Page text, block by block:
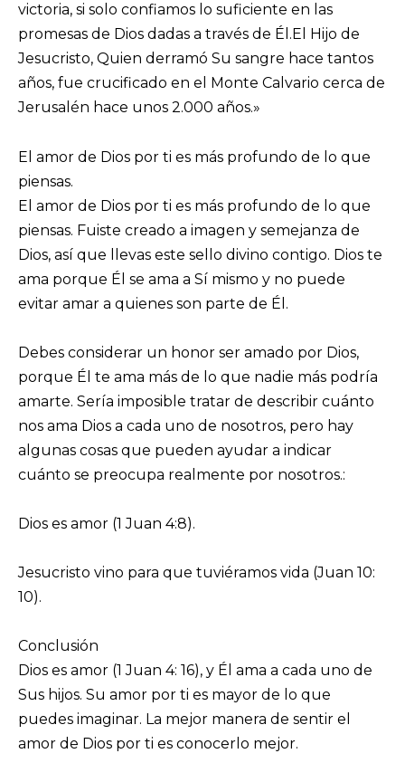
victoria, si solo confiamos lo suficiente en las
promesas de Dios dadas a través de Él.El Hijo de
Jesucristo, Quien derramó Su sangre hace tantos
años, fue crucificado en el Monte Calvario cerca de
Jerusalén hace unos 2.000 años.»
El amor de Dios por ti es más profundo de lo que
piensas.
El amor de Dios por ti es más profundo de lo que
piensas. Fuiste creado a imagen y semejanza de
Dios, así que llevas este sello divino contigo. Dios te
ama porque Él se ama a Sí mismo y no puede
evitar amar a quienes son parte de Él.
Debes considerar un honor ser amado por Dios,
porque Él te ama más de lo que nadie más podría
amarte. Sería imposible tratar de describir cuánto
nos ama Dios a cada uno de nosotros, pero hay
algunas cosas que pueden ayudar a indicar
cuánto se preocupa realmente por nosotros.:
Dios es amor (1 Juan 4:8).
Jesucristo vino para que tuviéramos vida (Juan 10:
10).
Conclusión
Dios es amor (1 Juan 4: 16), y Él ama a cada uno de
Sus hijos. Su amor por ti es mayor de lo que
puedes imaginar. La mejor manera de sentir el
amor de Dios por ti es conocerlo mejor.